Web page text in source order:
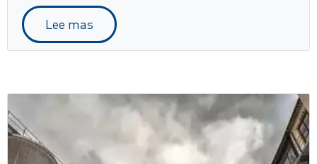
Lee mas